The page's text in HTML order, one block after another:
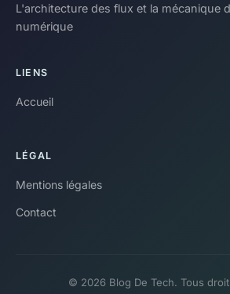
L'architecture des flux et la mécanique
numérique
LIENS
Accueil
LÉGAL
Mentions légales
Contact
© 2026 Blog De Tech. Tous